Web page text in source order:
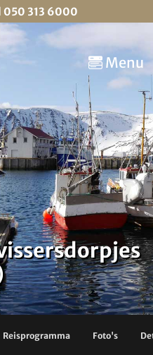
050 313 6000
Menu
Reisprogramma Foto's